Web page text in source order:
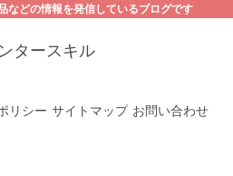
タースキル
などの情報を発信しているブログです
リシー サイトマップ お問い合わせ